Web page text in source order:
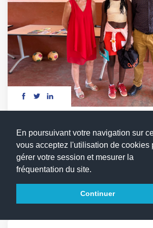
En poursuivant votre navigation sur
vous acceptez l'utilisation de cookies
gérer votre session et mesurer la
fréquentation du site.
Continuer
DÉFI LECTURE : LES MOTS EN
Vendredi 17 avril, les élèves du cycle 3
avec enthousiasme le 1er défi lecture